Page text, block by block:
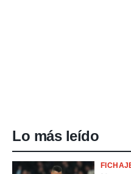
Lo más leído